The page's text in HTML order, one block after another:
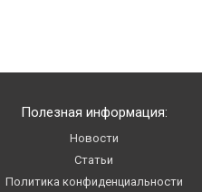
Полезная информация:
Новости
Статьи
Политика конфиденциальности